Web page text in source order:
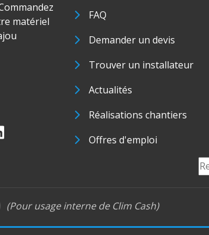
matériel
FAQ
Demander un devis
Trouver un installateur
Actualités
Réalisations chantiers
Offres d'emploi
(Pour usage interne de Clim Cash)